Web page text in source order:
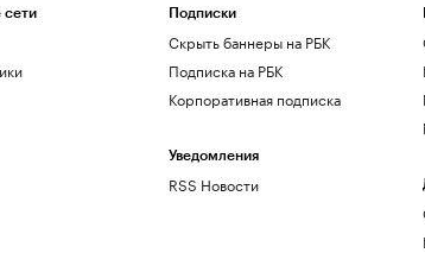
сети Подписки
Скрыть баннеры на РБК
Подписка на РБК
Корпоративная подписка
Уведомления
RSS Новости